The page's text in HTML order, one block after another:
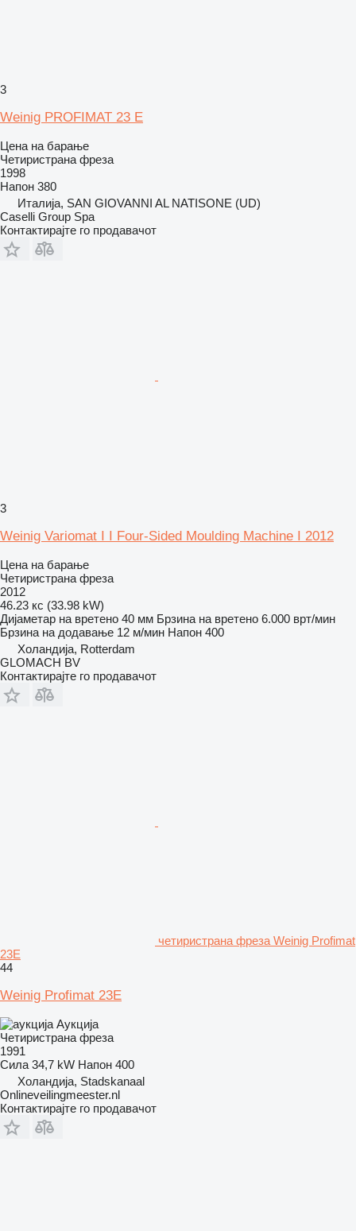
3
Weinig PROFIMAT 23 E
Цена на барање
Четиристрана фреза
1998
Напон 380
Италија, SAN GIOVANNI AL NATISONE (UD)
Caselli Group Spa
Контактирајте го продавачот
3
Weinig Variomat I I Four-Sided Moulding Machine I 2012
Цена на барање
Четиристрана фреза
2012
46.23 кс (33.98 kW)
Дијаметар на вретено 40 мм Брзина на вретено 6.000 врт/мин
Брзина на додавање 12 м/мин Напон 400
Холандија, Rotterdam
GLOMACH BV
Контактирајте го продавачот
четиристрана фреза Weinig Profimat
23E
44
Weinig Profimat 23E
Аукција
Четиристрана фреза
1991
Сила 34,7 kW Напон 400
Холандија, Stadskanaal
Onlineveilingmeester.nl
Контактирајте го продавачот